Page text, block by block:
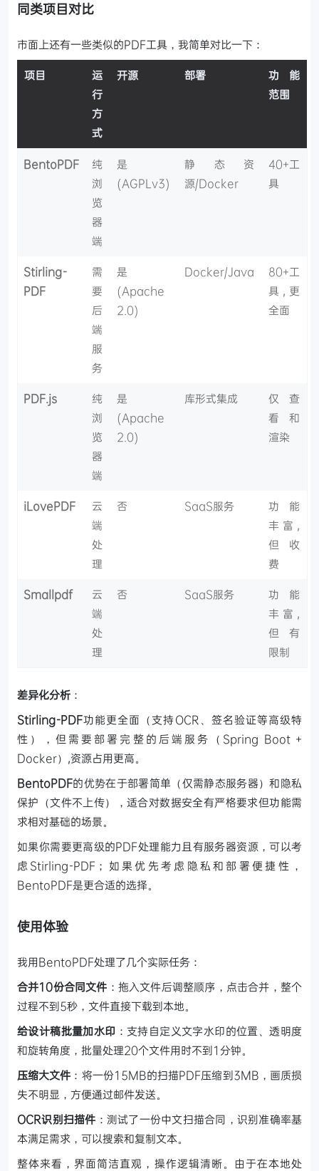
同类项目对比
市面上还有一些类似的PDF工具，我简单对比一下：
项目
运
行
方
式
开源 部署
功能
范围
BentoPDF
纯
浏
览
器
端
是
(AGPLv3)
静态资
源/Docker
40+工
具
Stirling-
PDF
需
要
后
端
服
务
是
(Apache
2.0)
Docker/Java
80+工
具,更
全面
PDF.js
纯
浏
览
器
端
是
(Apache
2.0)
库形式集成
仅查
看和
渲染
iLovePDF
云
端
处
理
否 SaaS服务
功能
丰富,
但收
费
Smallpdf
云
端
处
理
否 SaaS服务
功能
丰富,
但有
限制
差异化分析 ：
Stirling-PDF功能更全面（支持OCR、签名验证等高级特
性），但需要部署完整的后端服务（Spring Boot +
Docker）,资源占用更高。
BentoPDF的优势在于部署简单（仅需静态服务器）和隐私
保护（文件不上传），适合对数据安全有严格要求但功能需
求相对基础的场景。
如果你需要更高级的PDF处理能力且有服务器资源，可以考
虑Stirling-PDF；如果优先考虑隐私和部署便捷性，
BentoPDF是更合适的选择。
使用体验
我用BentoPDF处理了几个实际任务：
合并10份合同文件 ：拖入文件后调整顺序，点击合并，整个
过程不到5秒，文件直接下载到本地。
给设计稿批量加水印 ：支持自定义文字水印的位置、透明度
和旋转角度，批量处理20个文件用时不到1分钟。
压缩大文件 ：将一份15MB的扫描PDF压缩到3MB，画质损
失不明显，方便通过邮件发送。
OCR识别扫描件 ：测试了一份中文扫描合同，识别准确率基
本满足需求，可以搜索和复制文本。
整体来看，界面简洁直观，操作逻辑清晰。由于在本地处